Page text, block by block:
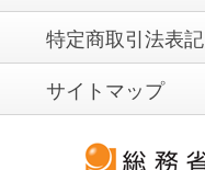
特定商取引法表記
サイトマップ